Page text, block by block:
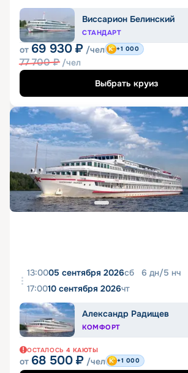
Виссарион Белинский
СТАНДАРТ
от 69 930 ₽ /чел
77 700₽ /чел
+1 000
Выбрать круиз
13:0005 сентября 2026сб 6 дн/5 нч
17:0010 сентября 2026чт
Александр Радищев
КОМФОРТ
ОСТАЛОСЬ 4 КАЮТЫ
от 68 500 ₽ /чел +1 000